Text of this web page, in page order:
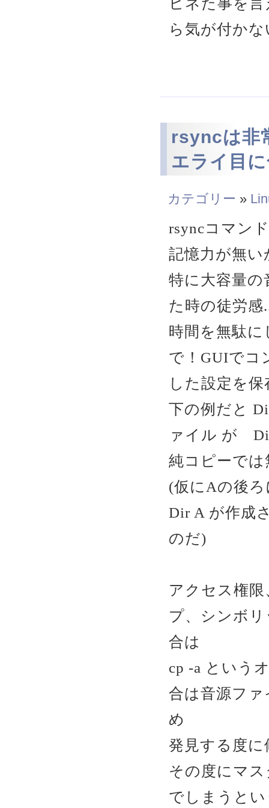
ら気が付か
rsyncは非
エライ目
カテゴリー »
rsyncコマン
記憶力が無
特に大容量
た時の徒労感
時間を無駄
で！GUIでコ
した設定を
下の例だと
ァイル が
純コピーでは
(仮にAの後
Dir A が作成
のだ)
アクセス権
プ、シンボ
合は
cp -a という
合は音源フ
め
発見する度
その度にマ
でしまうと